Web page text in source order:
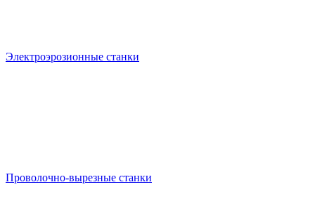
Электроэрозионные станки
Проволочно-вырезные станки